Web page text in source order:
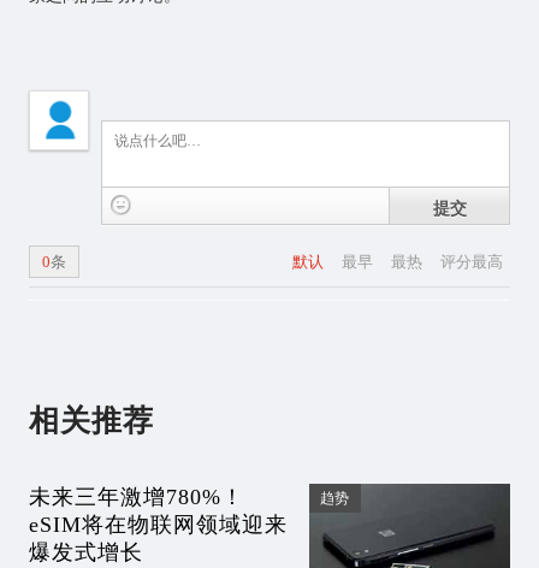
提交
默认 最早 最热 评分最高
0条
相关推荐
未来三年激增780%！
eSIM将在物联网领域迎来
爆发式增长
趋势